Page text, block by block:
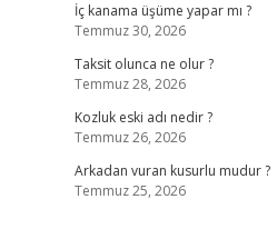
İç kanama üşüme yapar mı ?
Temmuz 30, 2026
Taksit olunca ne olur ?
Temmuz 28, 2026
Kozluk eski adı nedir ?
Temmuz 26, 2026
Arkadan vuran kusurlu mudur ?
Temmuz 25, 2026